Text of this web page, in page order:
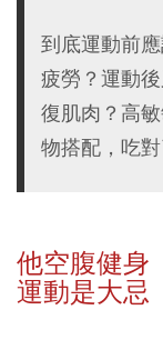
到底運動前
疲勞？運動
復肌肉？高
物搭配，吃
他空腹健身
運動是大忌